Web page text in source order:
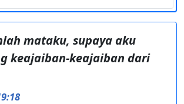
mataku, supaya aku
keajaiban-keajaiban dari